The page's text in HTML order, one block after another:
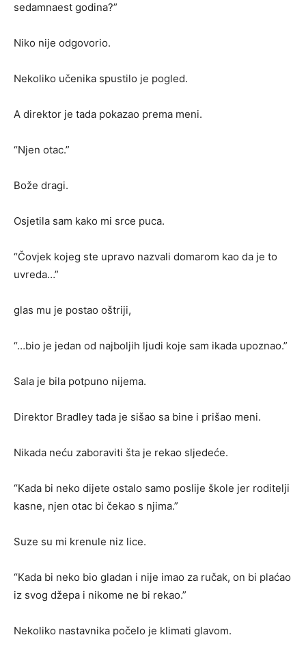
sedamnaest godina?”
Niko nije odgovorio.
Nekoliko učenika spustilo je pogled.
A direktor je tada pokazao prema meni.
“Njen otac.”
Bože dragi.
Osjetila sam kako mi srce puca.
“Čovjek kojeg ste upravo nazvali domarom kao da je to
uvreda…”
glas mu je postao oštriji,
“…bio je jedan od najboljih ljudi koje sam ikada upoznao.”
Sala je bila potpuno nijema.
Direktor Bradley tada je sišao sa bine i prišao meni.
Nikada neću zaboraviti šta je rekao sljedeće.
“Kada bi neko dijete ostalo samo poslije škole jer roditelji
kasne, njen otac bi čekao s njima.”
Suze su mi krenule niz lice.
“Kada bi neko bio gladan i nije imao za ručak, on bi plaćao
iz svog džepa i nikome ne bi rekao.”
Nekoliko nastavnika počelo je klimati glavom.